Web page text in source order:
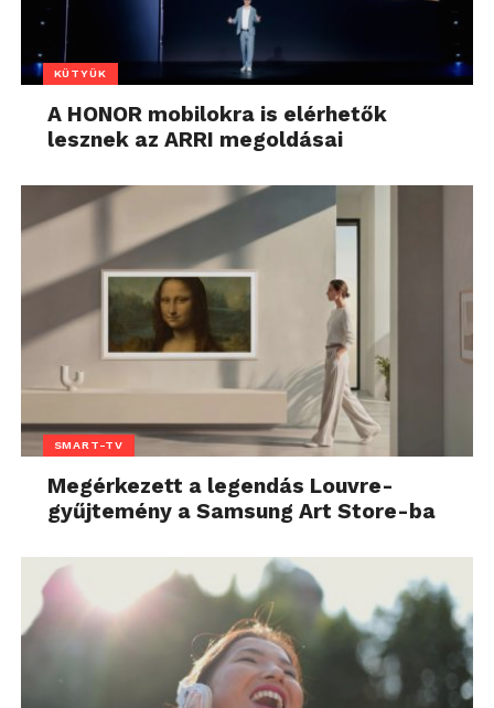
KÜTYÜK
A HONOR mobilokra is elérhetők
lesznek az ARRI megoldásai
SMART-TV
Megérkezett a legendás Louvre-
gyűjtemény a Samsung Art Store-ba